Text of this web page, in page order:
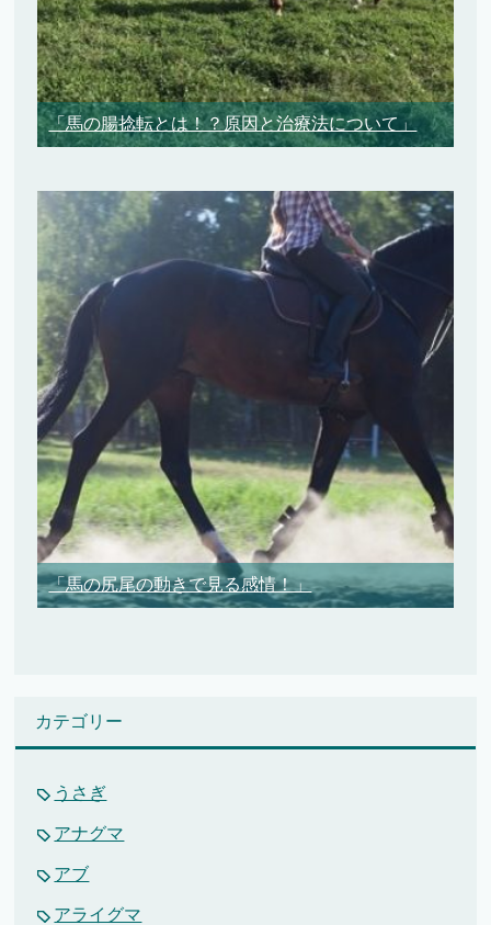
「馬の腸捻転とは！？原因と治療法について」
「馬の尻尾の動きで見る感情！」
カテゴリー
うさぎ
アナグマ
アブ
アライグマ